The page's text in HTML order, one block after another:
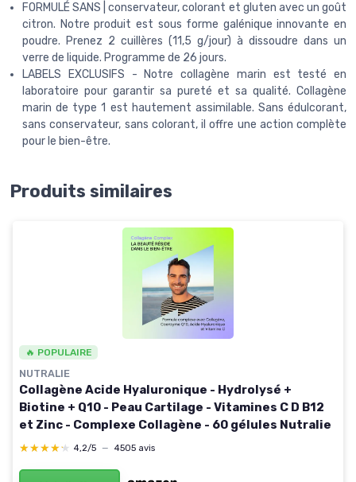
​FORMULÉ SANS | conservateur, colorant et gluten avec un goût
citron. Notre produit est sous forme galénique innovante en
poudre. Prenez 2 cuillères (11,5 g/jour) à dissoudre dans un
verre de liquide. Programme de 26 jours.
LABELS EXCLUSIFS - Notre collagène marin est testé en
laboratoire pour garantir sa pureté et sa qualité. Collagène
marin de type 1 est hautement assimilable. Sans édulcorant,
sans conservateur, sans colorant, il offre une action complète
pour le bien-être.
Produits similaires
🔥 POPULAIRE
NUTRALIE
Collagène Acide Hyaluronique - Hydrolysé +
Biotine + Q10 - Peau Cartilage - Vitamines C D B12
et Zinc - Complexe Collagène - 60 gélules Nutralie
★★★★★
★★★★★ 4,2/5 — 4505 avis